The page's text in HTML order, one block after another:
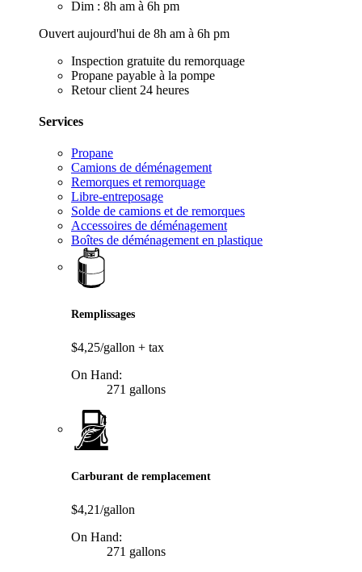
Dim : 8h am à 6h pm
Ouvert aujourd'hui de 8h am à 6h pm
Inspection gratuite du remorquage
Propane payable à la pompe
Retour client 24 heures
Services
Propane
Camions de déménagement
Remorques et remorquage
Libre-entreposage
Solde de camions et de remorques
Accessoires de déménagement
Boîtes de déménagement en plastique
Remplissages
$4,25/gallon + tax
On Hand:
271 gallons
Carburant de remplacement
$4,21/gallon
On Hand:
271 gallons